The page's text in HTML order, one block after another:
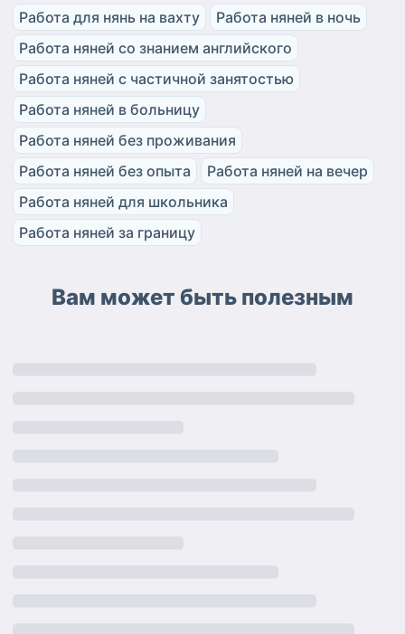
Работа для нянь на вахту
Работа няней в ночь
Работа няней со знанием английского
Работа няней с частичной занятостью
Работа няней в больницу
Работа няней без проживания
Работа няней без опыта
Работа няней на вечер
Работа няней для школьника
Работа няней за границу
Вам может быть полезным